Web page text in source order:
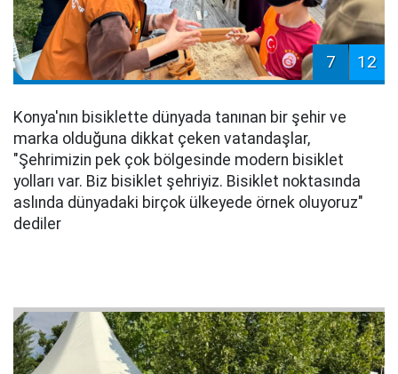
7 12
Konya'nın bisiklette dünyada tanınan bir şehir ve
marka olduğuna dikkat çeken vatandaşlar,
"Şehrimizin pek çok bölgesinde modern bisiklet
yolları var. Biz bisiklet şehriyiz. Bisiklet noktasında
aslında dünyadaki birçok ülkeyede örnek oluyoruz"
dediler